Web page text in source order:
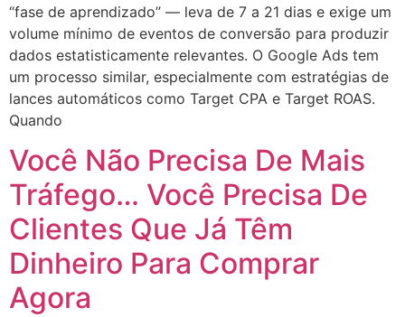
“fase de aprendizado” — leva de 7 a 21 dias e exige um
volume mínimo de eventos de conversão para produzir
dados estatisticamente relevantes. O Google Ads tem
um processo similar, especialmente com estratégias de
lances automáticos como Target CPA e Target ROAS.
Quando
Você Não Precisa De Mais
Tráfego… Você Precisa De
Clientes Que Já Têm
Dinheiro Para Comprar
Agora